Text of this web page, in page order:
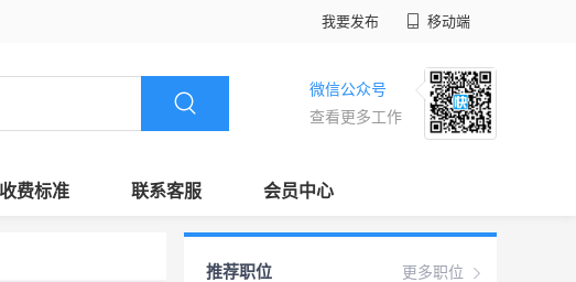
我要发布 移动端
微信公众号
查看更多工作
收费标准 联系客服 会员中心
更多职位
推荐职位